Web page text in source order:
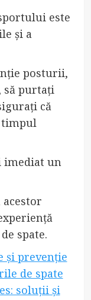
este
și a
posturii,
să purtați
că
timpul
imediat un
spate.
și prevenție
de spate
soluții și